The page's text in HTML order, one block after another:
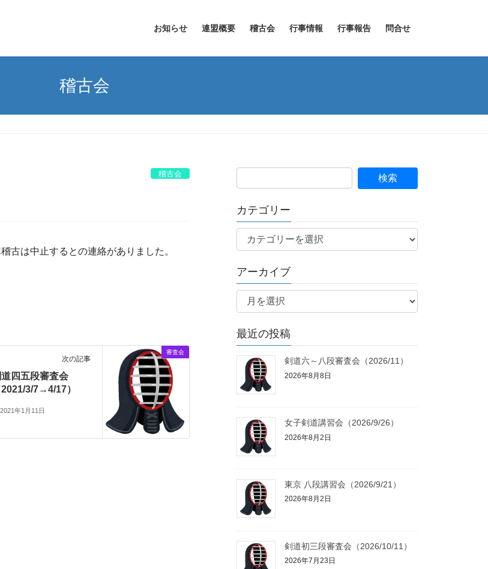
お知らせ 連盟概要 稽古会 行事情報 行事報告 問合せ
稽古会
稽古会
古は中止するとの連絡がありました。
審査会
次の記事
四五段審査会
2021/3/7→4/17）
2021年1月11日
カテゴリー
テ
リ
ー
アーカイブ
ア
イ
ブ
最近の投稿
剣道六～八段審査会（2026/11）
2026年8月8日
女子剣道講習会（2026/9/26）
2026年8月2日
東京 八段講習会（2026/9/21）
2026年8月2日
剣道初三段審査会（2026/10/11）
2026年7月23日